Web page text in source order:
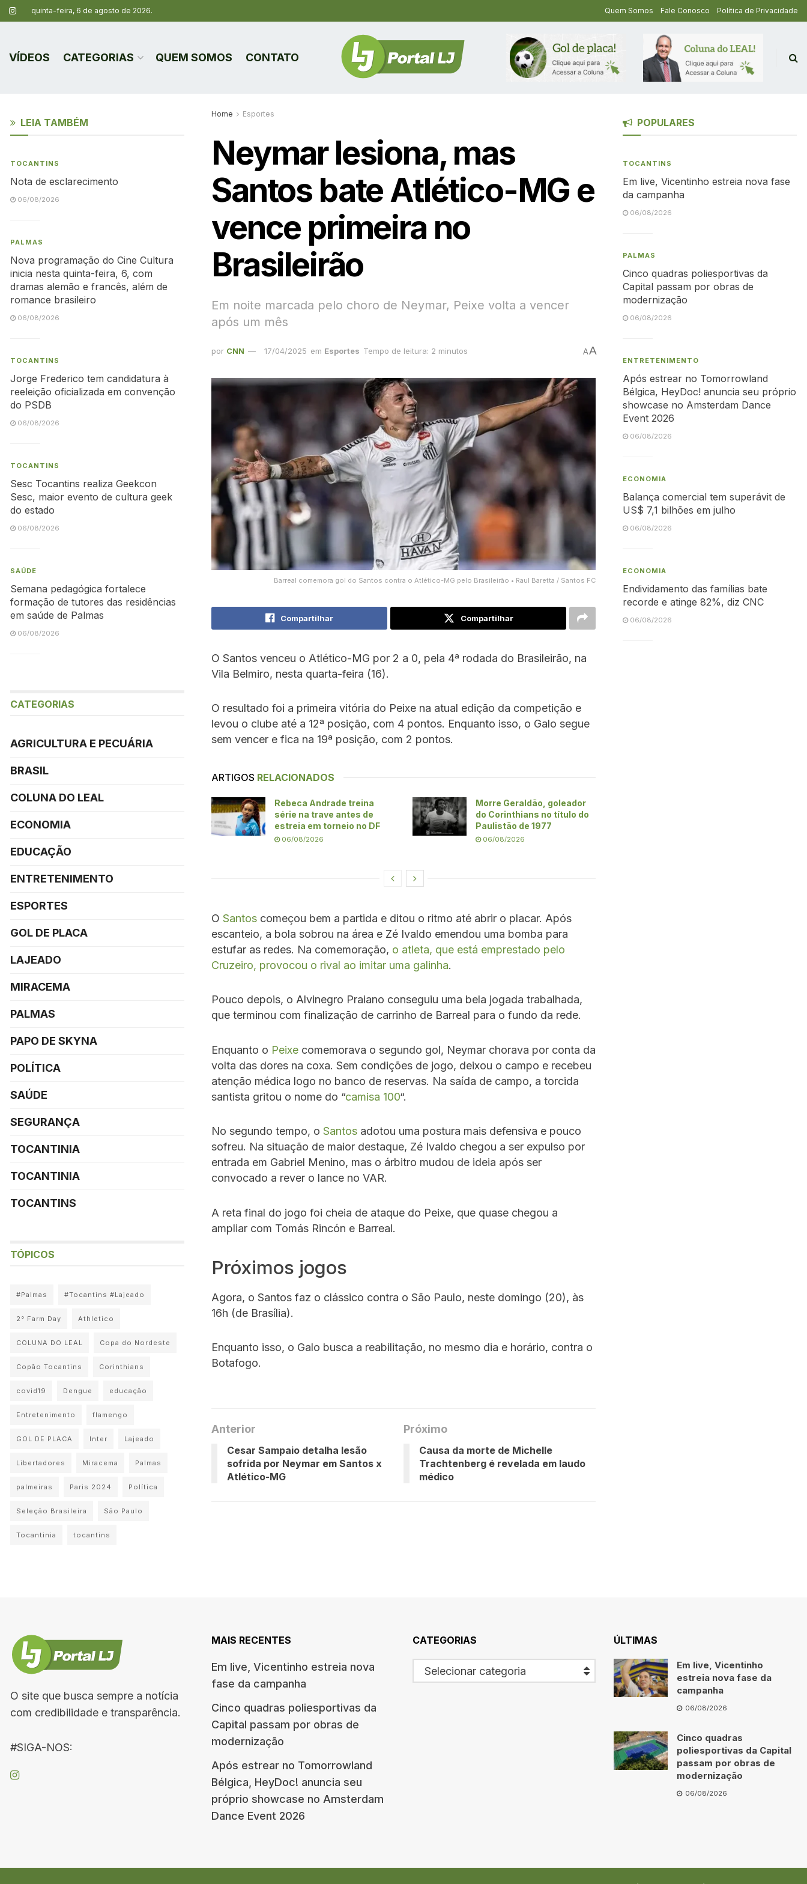
quinta-feira, 6 de agosto de 2026. Quem Somos Fale Conosco Política de Privacidade
VÍDEOS CATEGORIAS QUEM SOMOS CONTATO
Home Esportes
Neymar lesiona, mas
Santos bate Atlético-MG e
vence primeira no
Brasileirão
Em noite marcada pelo choro de Neymar, Peixe volta a vencer
após um mês
por CNN 17/04/2025 em Esportes Tempo de leitura: 2 minutos AA
Barreal comemora gol do Santos contra o Atlético-MG pelo Brasileirão • Raul Baretta / Santos FC
Compartilhar Compartilhar
O Santos venceu o Atlético-MG por 2 a 0, pela 4ª rodada do Brasileirão, na
Vila Belmiro, nesta quarta-feira (16).
O resultado foi a primeira vitória do Peixe na atual edição da competição e
levou o clube até a 12ª posição, com 4 pontos. Enquanto isso, o Galo segue
sem vencer e fica na 19ª posição, com 2 pontos.
ARTIGOS RELACIONADOS
Rebeca Andrade treina
série na trave antes de
estreia em torneio no DF
06/08/2026
Morre Geraldão, goleador
do Corinthians no título do
Paulistão de 1977
06/08/2026
O Santos começou bem a partida e ditou o ritmo até abrir o placar. Após
escanteio, a bola sobrou na área e Zé Ivaldo emendou uma bomba para
estufar as redes. Na comemoração, o atleta, que está emprestado pelo
Cruzeiro, provocou o rival ao imitar uma galinha.
Pouco depois, o Alvinegro Praiano conseguiu uma bela jogada trabalhada,
que terminou com finalização de carrinho de Barreal para o fundo da rede.
Enquanto o Peixe comemorava o segundo gol, Neymar chorava por conta da
volta das dores na coxa. Sem condições de jogo, deixou o campo e recebeu
atenção médica logo no banco de reservas. Na saída de campo, a torcida
santista gritou o nome do “camisa 100“.
No segundo tempo, o Santos adotou uma postura mais defensiva e pouco
sofreu. Na situação de maior destaque, Zé Ivaldo chegou a ser expulso por
entrada em Gabriel Menino, mas o árbitro mudou de ideia após ser
convocado a rever o lance no VAR.
A reta final do jogo foi cheia de ataque do Peixe, que quase chegou a
ampliar com Tomás Rincón e Barreal.
Próximos jogos
Agora, o Santos faz o clássico contra o São Paulo, neste domingo (20), às
16h (de Brasília).
Enquanto isso, o Galo busca a reabilitação, no mesmo dia e horário, contra o
Botafogo.
Anterior
Cesar Sampaio detalha lesão
sofrida por Neymar em Santos x
Atlético-MG
Próximo
Causa da morte de Michelle
Trachtenberg é revelada em laudo
médico
LEIA TAMBÉM
TOCANTINS
Nota de esclarecimento
06/08/2026
PALMAS
Nova programação do Cine Cultura
inicia nesta quinta-feira, 6, com
dramas alemão e francês, além de
romance brasileiro
06/08/2026
TOCANTINS
Jorge Frederico tem candidatura à
reeleição oficializada em convenção
do PSDB
06/08/2026
TOCANTINS
Sesc Tocantins realiza Geekcon
Sesc, maior evento de cultura geek
do estado
06/08/2026
SAÚDE
Semana pedagógica fortalece
formação de tutores das residências
em saúde de Palmas
06/08/2026
CATEGORIAS
AGRICULTURA E PECUÁRIA
BRASIL
COLUNA DO LEAL
ECONOMIA
EDUCAÇÃO
ENTRETENIMENTO
ESPORTES
GOL DE PLACA
LAJEADO
MIRACEMA
PALMAS
PAPO DE SKYNA
POLÍTICA
SAÚDE
SEGURANÇA
TOCANTINIA
TOCANTINIA
TOCANTINS
TÓPICOS
#Palmas #Tocantins #Lajeado
2° Farm Day Athletico
COLUNA DO LEAL Copa do Nordeste
Copão Tocantins Corinthians
covid19 Dengue educação
Entretenimento flamengo
GOL DE PLACA Inter Lajeado
Libertadores Miracema Palmas
palmeiras Paris 2024 Política
Seleção Brasileira São Paulo
Tocantinia tocantins
POPULARES
TOCANTINS
Em live, Vicentinho estreia nova fase
da campanha
06/08/2026
PALMAS
Cinco quadras poliesportivas da
Capital passam por obras de
modernização
06/08/2026
ENTRETENIMENTO
Após estrear no Tomorrowland
Bélgica, HeyDoc! anuncia seu próprio
showcase no Amsterdam Dance
Event 2026
06/08/2026
ECONOMIA
Balança comercial tem superávit de
US$ 7,1 bilhões em julho
06/08/2026
ECONOMIA
Endividamento das famílias bate
recorde e atinge 82%, diz CNC
06/08/2026
O site que busca sempre a notícia
com credibilidade e transparência.
#SIGA-NOS:
MAIS RECENTES
Em live, Vicentinho estreia nova
fase da campanha
Cinco quadras poliesportivas da
Capital passam por obras de
modernização
Após estrear no Tomorrowland
Bélgica, HeyDoc! anuncia seu
próprio showcase no Amsterdam
Dance Event 2026
CATEGORIAS
Selecionar categoria
ÚLTIMAS
Em live, Vicentinho
estreia nova fase da
campanha
06/08/2026
Cinco quadras
poliesportivas da Capital
passam por obras de
modernização
06/08/2026